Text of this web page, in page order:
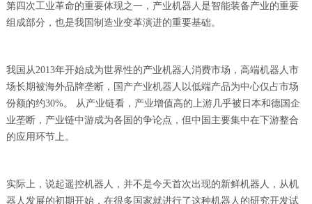
第四次工业革命的重要体现之一，产业机器人是智能装备产业的重要
组成部分，也是我国制造业变革演进的重要基础。
我国从2013年开始成为世界性的产业机器人消费市场，高端机器人市
场长期被海外品牌垄断，国产产业机器人以低端产品为中心仅占市场
份额的约30%。 从产业链看，产业增值高的上游几乎被日本和德国企
业垄断，产业链中游成为各国的争论点，但中国主要集中在下游整合
的应用环节上。
实际上，说起遥控机器人，并不是今天首次出现的新鲜机器人，从机
器人发展的初期开始，在很多国家就进行了这种机器人的研究开发试